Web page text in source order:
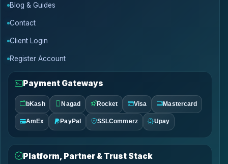
Blog & Guides
Contact
Client Login
Register Account
Payment Gateways
bKash Nagad Rocket Visa Mastercard
AmEx PayPal SSLCommerz Upay
Platform, Partner & Trust Stack